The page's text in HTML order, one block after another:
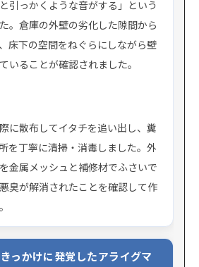
引っかくような音がする」という
。倉庫の外壁の劣化した隙間から
床下の空間をねぐらにしながら壁
いることが確認されました。
に散布してイタチを追い出し、糞
を丁寧に清掃・消毒しました。外
金属メッシュと補修材でふさいで
臭が解消されたことを確認して作
っかけに発覚したアライグマ